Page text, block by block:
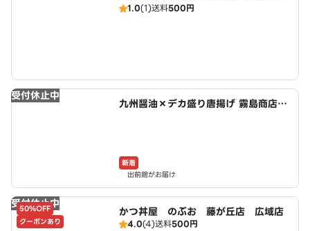
店 広域店
1.0(1)送料500円
受付休止中
九州醤油×デカ盛り唐揚げ 霧島商店～
新着
出前館がお届け
受付休止中
50%OFF
クーポンあり
かつ丼屋 のぶお 藤が丘店 広域店
4.0(4)送料500円